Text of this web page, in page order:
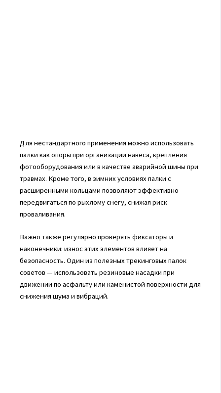
Для нестандартного применения можно использовать
палки как опоры при организации навеса, крепления
фотооборудования или в качестве аварийной шины при
травмах. Кроме того, в зимних условиях палки с
расширенными кольцами позволяют эффективно
передвигаться по рыхлому снегу, снижая риск
проваливания.
Важно также регулярно проверять фиксаторы и
наконечники: износ этих элементов влияет на
безопасность. Один из полезных трекинговых палок
советов — использовать резиновые насадки при
движении по асфальту или каменистой поверхности для
снижения шума и вибраций.